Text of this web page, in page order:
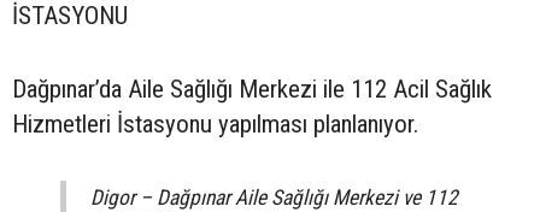
İSTASYONU
Dağpınar’da Aile Sağlığı Merkezi ile 112 Acil Sağlık
Hizmetleri İstasyonu yapılması planlanıyor.
Digor – Dağpınar Aile Sağlığı Merkezi ve 112